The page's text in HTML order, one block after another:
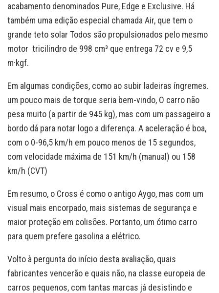
acabamento denominados Pure, Edge e Exclusive. Há
também uma edição especial chamada Air, que tem o
grande teto solar Todos são propulsionados pelo mesmo
motor tricilindro de 998 cm³ que entrega 72 cv e 9,5
m·kgf.
Em algumas condições, como ao subir ladeiras íngremes.
um pouco mais de torque seria bem-vindo, O carro não
pesa muito (a partir de 945 kg), mas com um passageiro a
bordo dá para notar logo a diferença. A aceleração é boa,
com o 0-96,5 km/h em pouco menos de 15 segundos,
com velocidade máxima de 151 km/h (manual) ou 158
km/h (CVT)
Em resumo, o Cross é como o antigo Aygo, mas com um
visual mais encorpado, mais sistemas de segurança e
maior proteção em colisões. Portanto, um ótimo carro
para quem prefere gasolina a elétrico.
Volto à pergunta do início desta avaliação, quais
fabricantes vencerão e quais não, na classe europeia de
carros pequenos, com tantas marcas já desistindo e